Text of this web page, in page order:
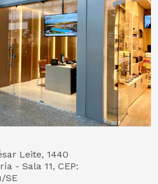
Leite, 1440
- Sala 11, CEP:
SE